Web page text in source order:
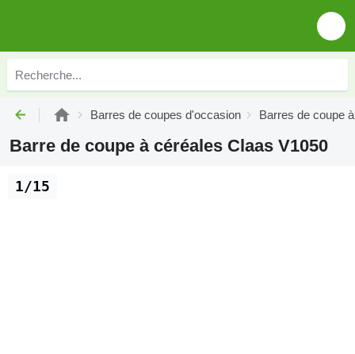
Barres de coupes d'occasion Barres de coupe
Barre de coupe à céréales Claas V1050
1/15